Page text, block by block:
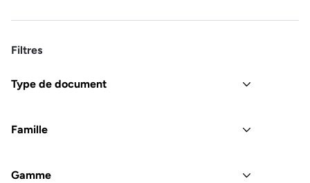
Filtres
Type de document
Famille
Gamme